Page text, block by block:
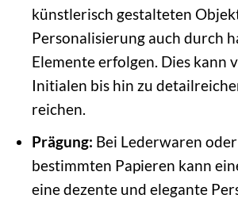
künstlerisch gestalteten
Personalisierung auch durch
Elemente erfolgen. Dies kann
Initialen bis hin zu
reichen.
Prägung: Bei Lederwaren
bestimmten Papieren kann
eine dezente und elegante